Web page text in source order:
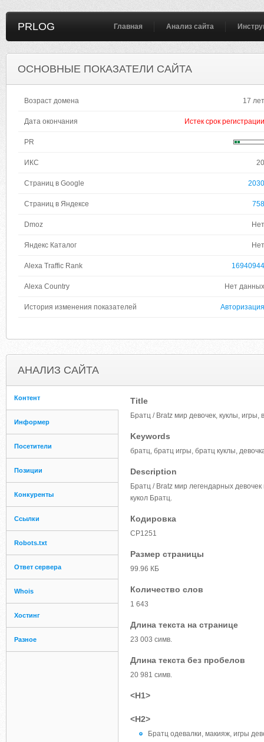
PRLOG Главная Анализ сайта
ОСНОВНЫЕ ПОКАЗАТЕЛИ САЙТА
Возраст домена 17 лет
Дата окончания Истек срок регистрации
PR
ИКС 20
Страниц в Google 2030
Страниц в Яндексе 758
Dmoz Нет
Яндекс Каталог Нет
Alexa Traffic Rank 16940944
Alexa Country Нет данных
История изменения показателей Авторизация
АНАЛИЗ САЙТА
Контент
Информер
Посетители
Позиции
Конкуренты
Ссылки
Robots.txt
Ответ сервера
Whois
Хостинг
Разное
Title
Братц / Bratz мир девочек, куклы, игры,
Keywords
братц, братц игры, братц куклы,
Description
Братц / Bratz мир легендарных
кукол Братц.
Кодировка
CP1251
Размер страницы
99.96 КБ
Количество слов
1 643
Длина текста на странице
23 003 симв.
Длина текста без пробелов
20 981 симв.
<H1>
<H2>
Братц одевалки, макияж, игры